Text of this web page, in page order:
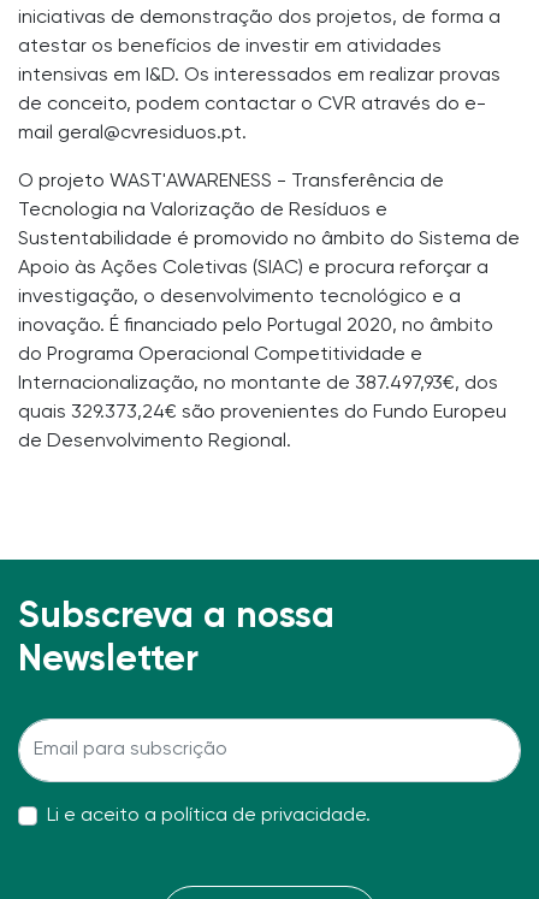
iniciativas de demonstração dos projetos, de forma a
atestar os benefícios de investir em atividades
intensivas em I&D. Os interessados em realizar provas
de conceito, podem contactar o CVR através do e-
mail geral@cvresiduos.pt.
O projeto WAST'AWARENESS - Transferência de
Tecnologia na Valorização de Resíduos e
Sustentabilidade é promovido no âmbito do Sistema de
Apoio às Ações Coletivas (SIAC) e procura reforçar a
investigação, o desenvolvimento tecnológico e a
inovação. É financiado pelo Portugal 2020, no âmbito
do Programa Operacional Competitividade e
Internacionalização, no montante de 387.497,93€, dos
quais 329.373,24€ são provenientes do Fundo Europeu
de Desenvolvimento Regional.
Subscreva a nossa
Newsletter
Li e aceito a política de privacidade.